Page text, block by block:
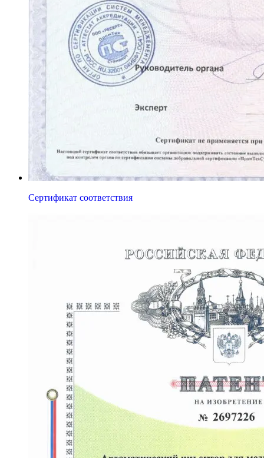
Сертификат соответствия